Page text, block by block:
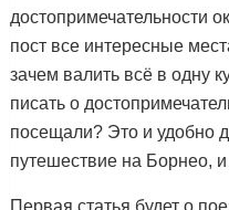
достопримечательности
пост все интересные
зачем валить всё в одну
писать о
посещали? Это и удобно
путешествие на Борнео,